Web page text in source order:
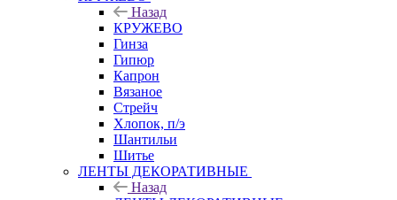
Назад
КРУЖЕВО
Гинза
Гипюр
Капрон
Вязаное
Стрейч
Хлопок, п/э
Шантильи
Шитье
ЛЕНТЫ ДЕКОРАТИВНЫЕ
Назад